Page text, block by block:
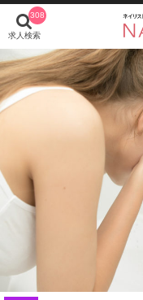
308
求人検索